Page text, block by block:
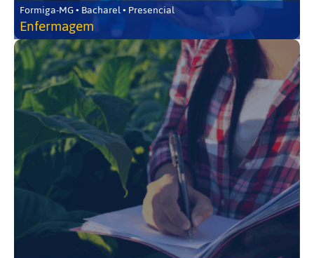
Formiga-MG • Bacharel • Presencial
Enfermagem